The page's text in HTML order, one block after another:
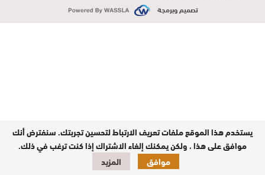
تصميم وبرمجة
يستخدم هذا الموقع ملفات تعريف الارتباط لتحسين تجربتك. سنفترض أنك
موافق على هذا ، ولكن يمكنك إلغاء الاشتراك إذا كنت ترغب في ذلك.
موافق
المزيد